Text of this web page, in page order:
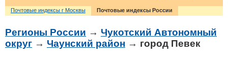
Почтовые индексы г Москвы Почтовые индексы России
Регионы России → Чукотский Автономный
округ → Чаунский район → город Певек